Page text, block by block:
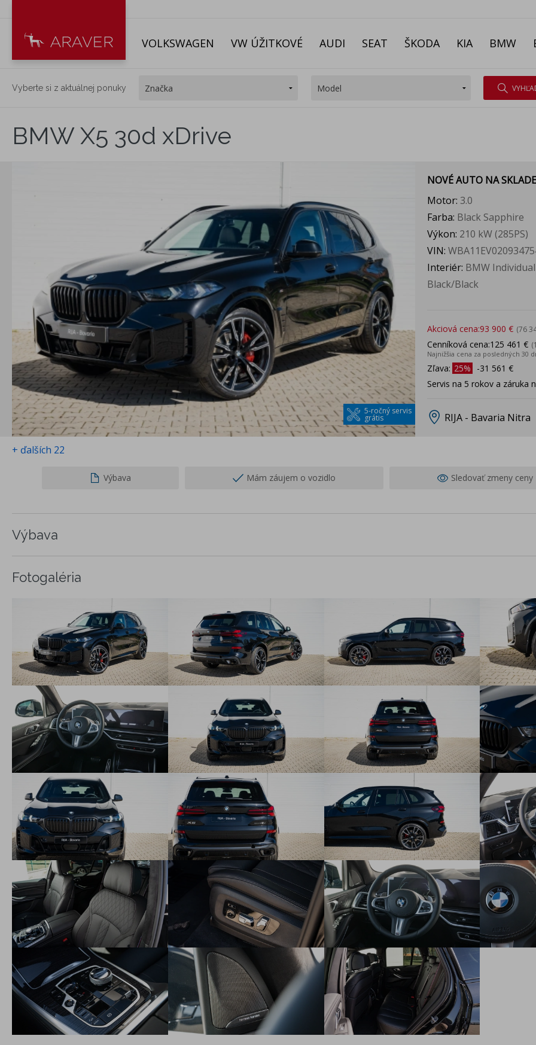
VOLKSWAGEN VW ÚŽITKOVÉ AUDI SEAT ŠKODA KIA BMW
Vyberte si z aktuálnej ponuky
BMW X5 30d xDrive
5-ročný servis
grátis
+ ďalších 22
NOVÉ AUTO NA SKLADE
Motor: 3.0
Farba: Black Sapphire
Výkon: 210 kW (285PS)
VIN:
Interiér: BMW
Black/Black
Akciová cena:93 900 € (76
Cenníková cena:125 461 €
Najnižšia cena za posledných 30
Zľava: 25%
-31 561 €
Servis na 5 rokov a záruka
RIJA - Bavaria Nitra
Výbava Mám záujem o vozidlo Sledovať zmeny ceny
Výbava
Fotogaléria